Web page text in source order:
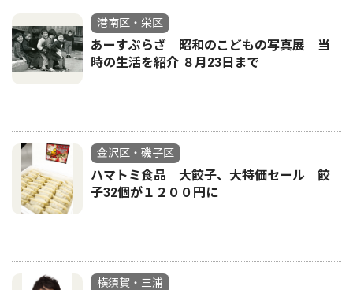
港南区・栄区
あーすぷらざ 昭和のこどもの写真展 当
時の生活を紹介 ８月23日まで
金沢区・磯子区
ハマトミ食品 大餃子、大特価セール 餃
子32個が１２００円に
横須賀・三浦